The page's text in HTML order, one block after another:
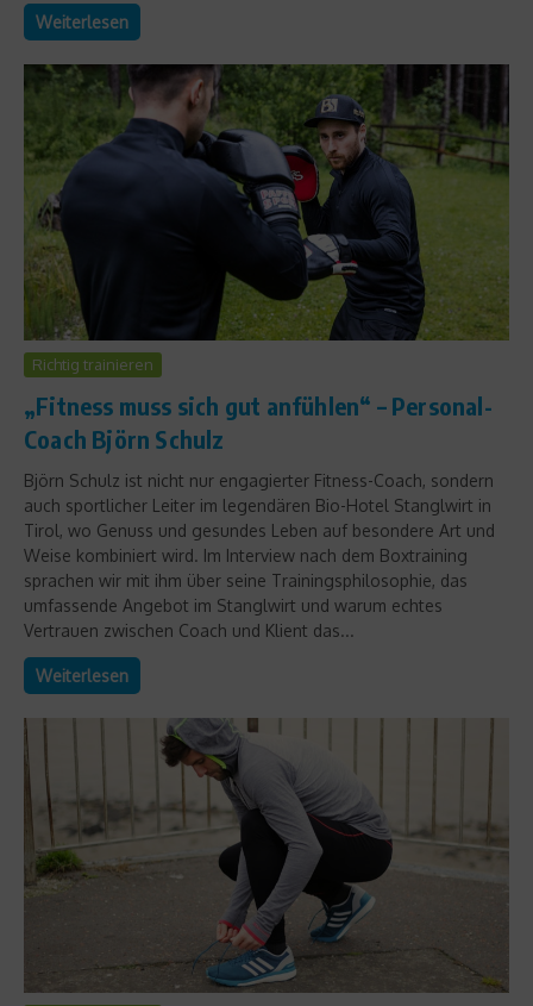
Weiterlesen
Richtig trainieren
„Fitness muss sich gut anfühlen“ – Personal-
Coach Björn Schulz
Björn Schulz ist nicht nur engagierter Fitness-Coach, sondern
auch sportlicher Leiter im legendären Bio-Hotel Stanglwirt in
Tirol, wo Genuss und gesundes Leben auf besondere Art und
Weise kombiniert wird. Im Interview nach dem Boxtraining
sprachen wir mit ihm über seine Trainingsphilosophie, das
umfassende Angebot im Stanglwirt und warum echtes
Vertrauen zwischen Coach und Klient das...
Weiterlesen